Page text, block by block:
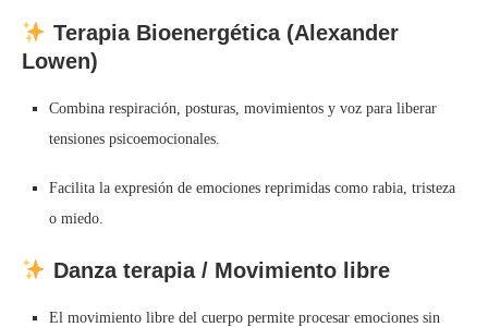
Terapia Bioenergética (Alexander
Lowen)
Combina respiración, posturas, movimientos y voz para liberar
tensiones psicoemocionales.
Facilita la expresión de emociones reprimidas como rabia, tristeza
o miedo.
Danza terapia / Movimiento libre
El movimiento libre del cuerpo permite procesar emociones sin